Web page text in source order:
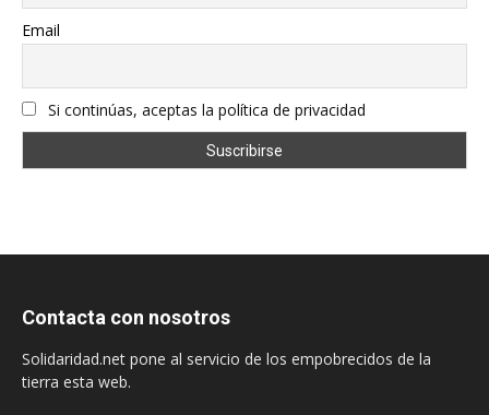
Email
Si continúas, aceptas la política de privacidad
Contacta con nosotros
Solidaridad.net pone al servicio de los empobrecidos de la
tierra esta web.